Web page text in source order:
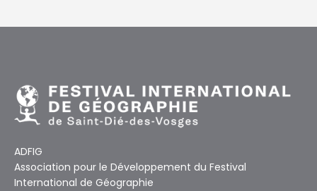
ADFIG
Association pour le Développement du Festival
International de Géographie